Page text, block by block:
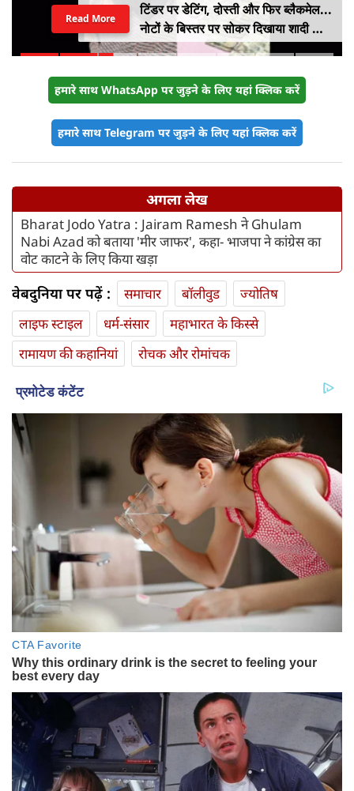
टिंडर पर डेटिंग, दोस्ती और फिर ब्लैकमेल...
नोटों के बिस्तर पर सोकर दिखाया शादी का
सपना, लूट लिए 6 करोड़ रुपए
Read More
हमारे साथ WhatsApp पर जुड़ने के लिए यहां क्लिक करें
हमारे साथ Telegram पर जुड़ने के लिए यहां क्लिक करें
अगला लेख
Bharat Jodo Yatra : Jairam Ramesh ने Ghulam
Nabi Azad को बताया 'मीर जाफर', कहा- भाजपा ने कांग्रेस का
वोट काटने के लिए किया खड़ा
वेबदुनिया पर पढ़ें : समाचार बॉलीवुड
ज्योतिष
लाइफ स्‍टाइल
धर्म-संसार
महाभारत के किस्से
रामायण की कहानियां
रोचक और रोमांचक